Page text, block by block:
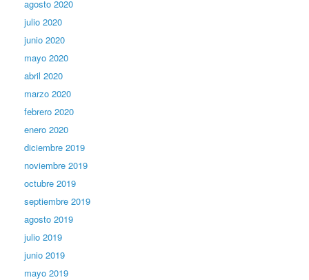
agosto 2020
julio 2020
junio 2020
mayo 2020
abril 2020
marzo 2020
febrero 2020
enero 2020
diciembre 2019
noviembre 2019
octubre 2019
septiembre 2019
agosto 2019
julio 2019
junio 2019
mayo 2019